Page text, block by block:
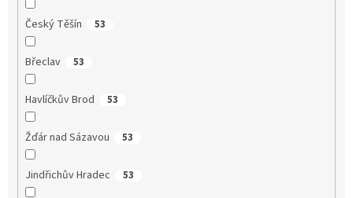
Český Těšín 53
Břeclav 53
Havlíčkův Brod 53
Žďár nad Sázavou 53
Jindřichův Hradec 53